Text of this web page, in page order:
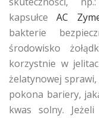
kapsułceAC
bakterie
środowisko
korzystnie w
żelatynowej sprawi,
pokona bariery,
kwas solny.